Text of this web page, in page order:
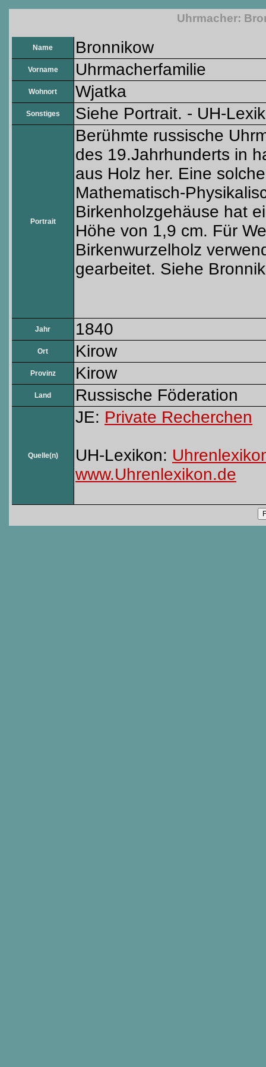
Uhrmacher:
Name Bronnikow
Vorname Uhrmacherfamilie
Wohnort Wjatka
Sonstiges Siehe Portrait. - UH-
Portrait
Berühmte russische
des 19.Jahrhunderts in
aus Holz her. Eine
Mathematisch-
Birkenholzgehäuse hat
Höhe von 1,9 cm. Für
Birkenwurzelholz
gearbeitet. Siehe
Jahr 1840
Ort Kirow
Provinz Kirow
Land Russische Föderation
Quelle(n)
JE: Private Recherchen
UH-Lexikon:
www.Uhrenlexikon.de